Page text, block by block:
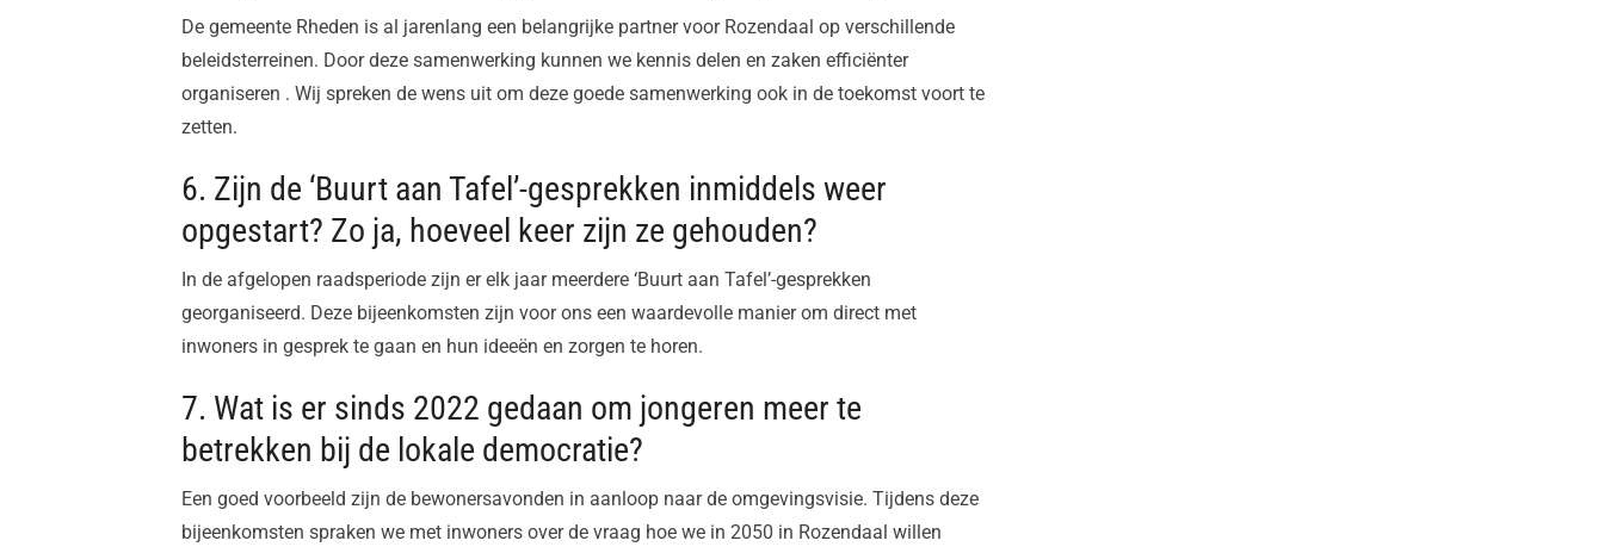
De gemeente Rheden is al jarenlang een belangrijke partner voor Rozendaal op verschillende
beleidsterreinen. Door deze samenwerking kunnen we kennis delen en zaken efficiënter
organiseren . Wij spreken de wens uit om deze goede samenwerking ook in de toekomst voort te
zetten.
6. Zijn de ‘Buurt aan Tafel’-gesprekken inmiddels weer
opgestart? Zo ja, hoeveel keer zijn ze gehouden?
In de afgelopen raadsperiode zijn er elk jaar meerdere ‘Buurt aan Tafel’-gesprekken
georganiseerd. Deze bijeenkomsten zijn voor ons een waardevolle manier om direct met
inwoners in gesprek te gaan en hun ideeën en zorgen te horen.
7. Wat is er sinds 2022 gedaan om jongeren meer te
betrekken bij de lokale democratie?
Een goed voorbeeld zijn de bewonersavonden in aanloop naar de omgevingsvisie. Tijdens deze
bijeenkomsten spraken we met inwoners over de vraag hoe we in 2050 in Rozendaal willen